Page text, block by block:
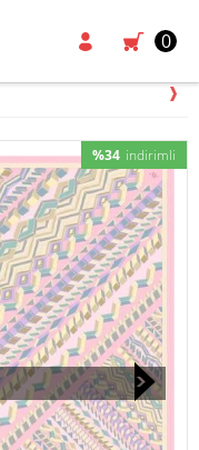
0
%34 indirimli